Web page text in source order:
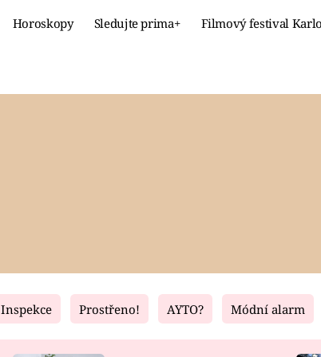
Horoskopy Sledujte prima+ Filmový festival
Fresh Living
Inspekce Prostřeno! AYTO? Módní alarm